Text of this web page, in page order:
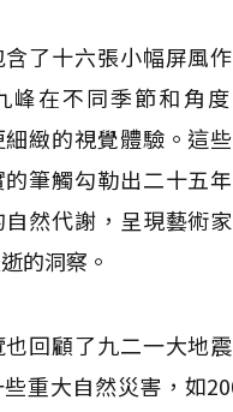
了十六張小幅屏風作
峰在不同季節和角
緻的視覺體驗。這
筆觸勾勒出二十五
然代謝，呈現藝術
的洞察。
回顧了九二一大地
重大自然災害，如